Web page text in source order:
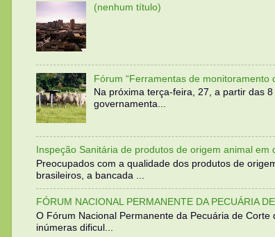
(nenhum título)
Fórum “Ferramentas de monitoramento
Na próxima terça-feira, 27, a partir das
governamenta...
Inspeção Sanitária de produtos de origem animal em
Preocupados com a qualidade dos produtos de
brasileiros, a bancada ...
FÓRUM NACIONAL PERMANENTE DA PECUÁRIA
O Fórum Nacional Permanente da Pecuária de
inúmeras dificul...